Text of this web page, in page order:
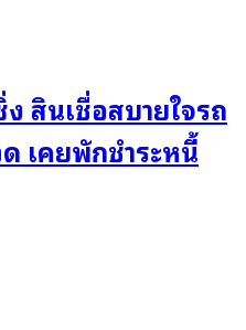
สินเชื่อสบายใจรถ
เคยพักชำระหนี้